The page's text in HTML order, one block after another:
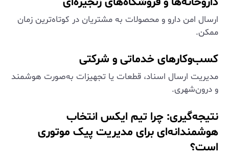
ارسال امن دارو و محصولات به مشتریان در کوتاه‌ترین زمان
ممکن.
کسب‌وکارهای خدماتی و شرکتی
مدیریت ارسال اسناد، قطعات یا تجهیزات به‌صورت هوشمند
و درون‌شهری.
نتیجه‌گیری: چرا تیم ایکس انتخاب
هوشمندانه‌ای برای مدیریت پیک موتوری
است؟